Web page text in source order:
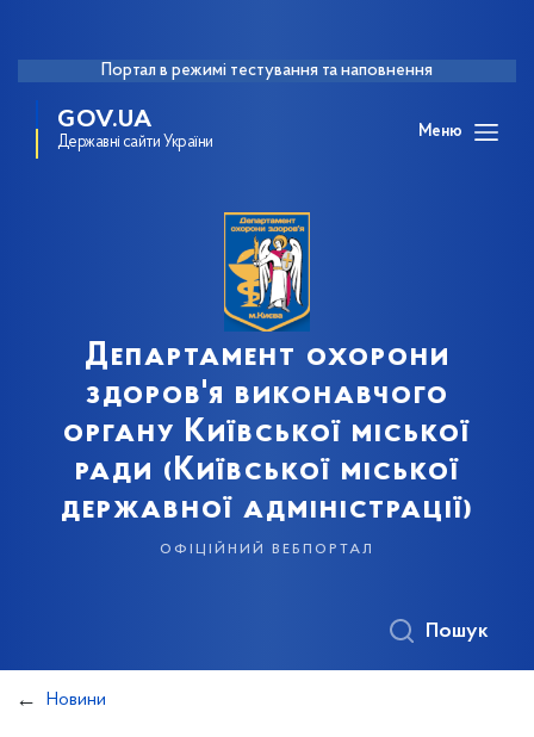
Портал в режимі тестування та наповнення
GOV.UA
Державні сайти України
Меню
Департамент охорони
здоров'я виконавчого
органу Київської міської
ради (Київської міської
державної адміністрації)
офіційний вебпортал
Пошук
Новини